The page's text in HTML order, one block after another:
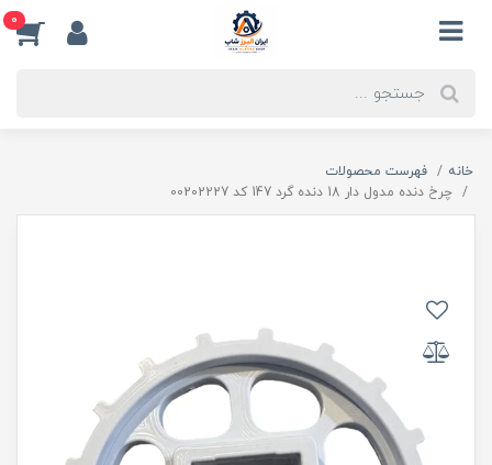
0
خانه
فهرست محصولات
چرخ دنده مدول دار 18 دنده گرد 147 کد 00202227